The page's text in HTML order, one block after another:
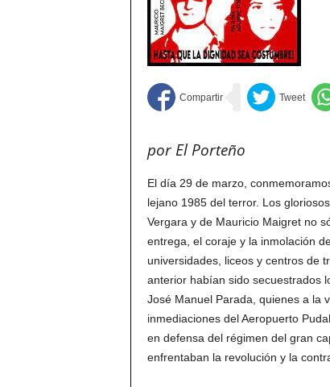
por El Porteño
El día 29 de marzo,
lejano 1985 del terror. Los
Vergara y de Mauricio Maigret no
entrega, el coraje y la inmolación
universidades, liceos y centros de
anterior habían sido secuestrados
José Manuel Parada, quienes a la
inmediaciones del Aeropuerto
en defensa del régimen del gran
enfrentaban la revolución y la